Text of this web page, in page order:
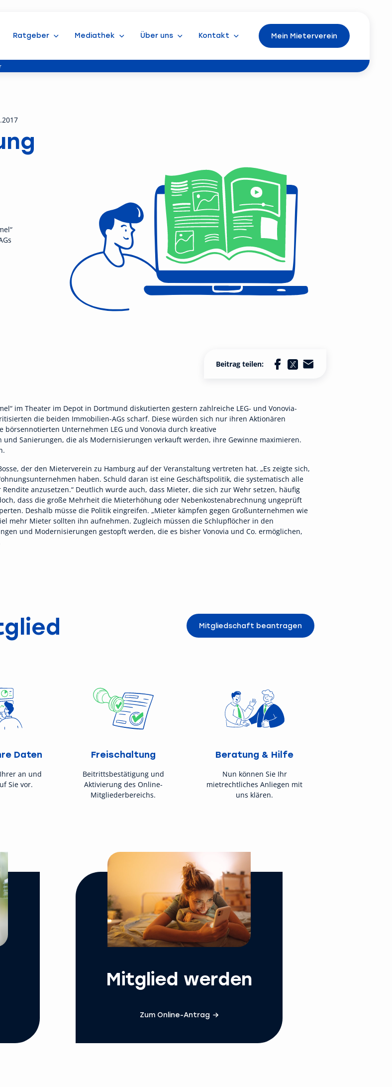
Ratgeber Mediathek Über uns Kontakt Mein Mieterverein
Beitrag teilen:
im Theater im Depot in Dortmund diskutierten gestern zahlreiche LEG- und Vonovia-
die beiden Immobilien-AGs scharf. Diese würden sich nur ihren Aktionären
Unternehmen LEG und Vonovia durch kreative
Sanierungen, die als Modernisierungen verkauft werden, ihre Gewinne maximieren.
der den Mieterverein zu Hamburg auf der Veranstaltung vertreten hat. „Es zeigte sich,
haben. Schuld daran ist eine Geschäftspolitik, die systematisch alle
anzusetzen.“ Deutlich wurde auch, dass Mieter, die sich zur Wehr setzen, häufig
dass die große Mehrheit die Mieterhöhung oder Nebenkostenabrechnung ungeprüft
Deshalb müsse die Politik eingreifen. „Mieter kämpfen gegen Großunternehmen wie
mehr Mieter sollten ihn aufnehmen. Zugleich müssen die Schlupflöcher in den
und Modernisierungen gestopft werden, die es bisher Vonovia und Co. ermöglichen,
Mitgliedschaft beantragen
Daten
an und
Sie vor.
Freischaltung
Beitrittsbestätigung und
Aktivierung des Online-
Mitgliederbereichs.
Beratung & Hilfe
Nun können Sie Ihr
mietrechtliches Anliegen mit
uns klären.
Mitglied werden
Zum Online-Antrag